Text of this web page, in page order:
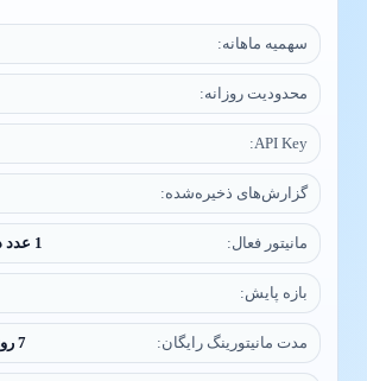
سهمیه ماهانه:
محدودیت روزانه:
API Key:
گزارش‌های ذخیره‌شده:
مانیتور فعال: 1 عدد در دوره آزمایشی
بازه پایش:
مدت مانیتورینگ رایگان: 7 روز از اولین مانیتور